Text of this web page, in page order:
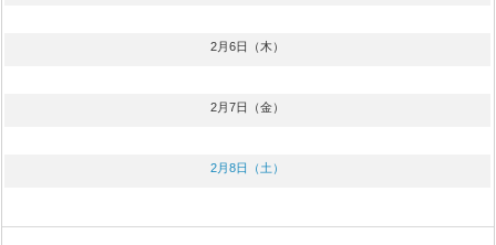
2月6日（木）
2月7日（金）
2月8日（土）